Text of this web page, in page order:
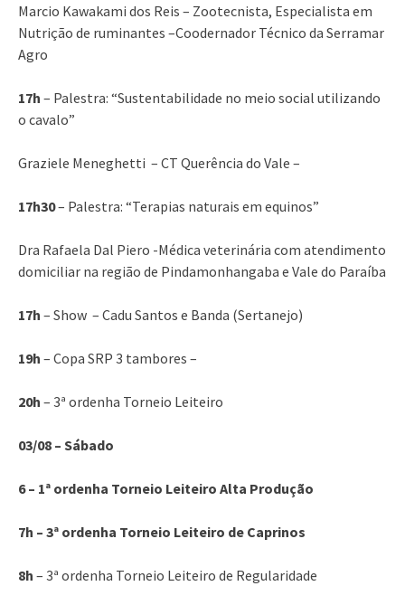
Marcio Kawakami dos Reis – Zootecnista, Especialista em
Nutrição de ruminantes –Coodernador Técnico da Serramar
Agro
17h – Palestra: “Sustentabilidade no meio social utilizando
o cavalo”
Graziele Meneghetti – CT Querência do Vale –
17h30– Palestra: “Terapias naturais em equinos”
Dra Rafaela Dal Piero -Médica veterinária com atendimento
domiciliar na região de Pindamonhangaba e Vale do Paraíba
17h – Show – Cadu Santos e Banda (Sertanejo)
19h – Copa SRP 3 tambores –
20h – 3ª ordenha Torneio Leiteiro
03/08 – Sábado
6 – 1ª ordenha Torneio Leiteiro Alta Produção
7h – 3ª ordenha Torneio Leiteiro de Caprinos
8h – 3ª ordenha Torneio Leiteiro de Regularidade